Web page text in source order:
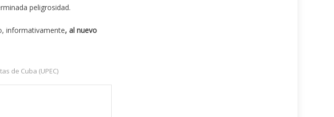
peligrosidad.
informativamente, al nuevo
de Cuba (UPEC)